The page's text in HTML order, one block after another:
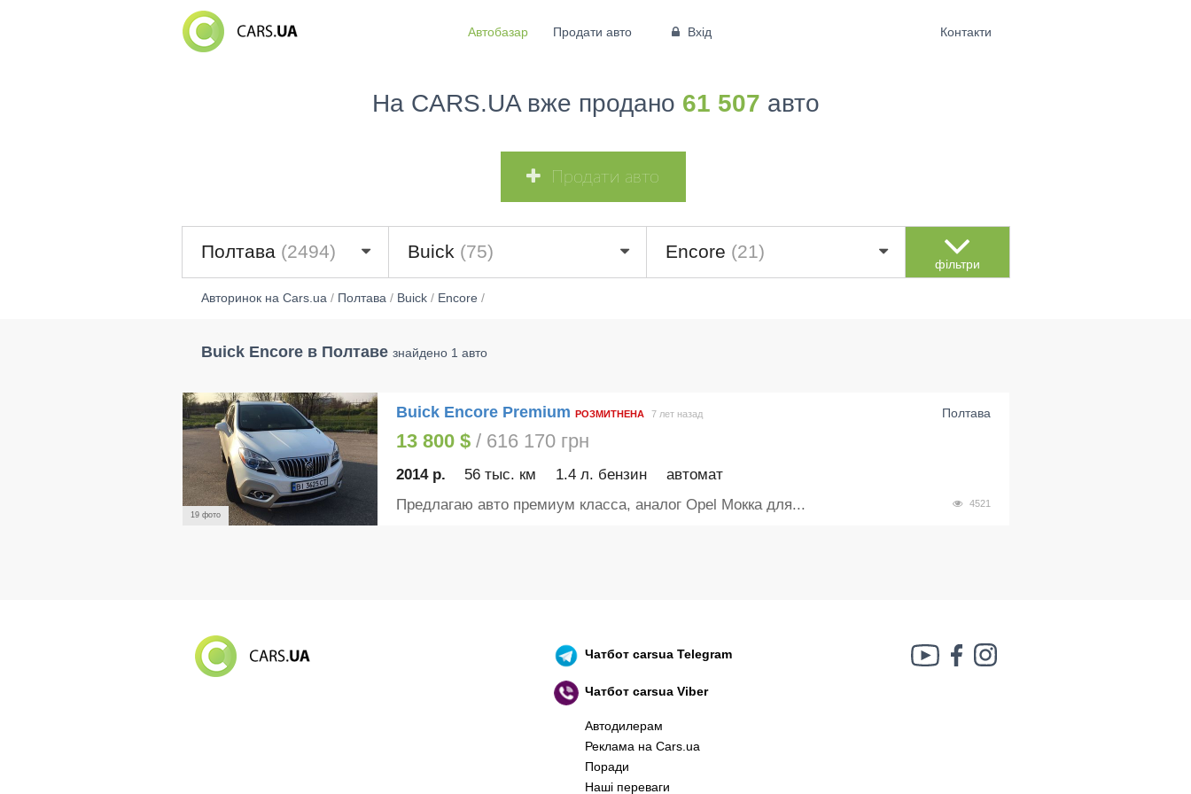
Автобазар Продати авто Вхід Контакти
На CARS.UA вже продано 61 507 авто
Продати авто
Полтава (2494) Buick (75) Encore (21)
фільтри
Авторинок на Cars.ua/ Полтава/ Buick/ Encore /
Buick Encore в Полтаве знайдено 1 авто
19 фото
Buick Encore Premium РОЗМИТНЕНА Полтава
7 лет назад
13 800 $/ 616 170 грн
2014 р. 56 тыс. км 1.4 л. бензин автомат
4521
Предлагаю авто премиум класса, аналог Opel Mокка для...
Чатботcarsua Telegram
Чатботcarsua Viber
Автодилерам
Реклама на Cars.ua
Поради
Наші переваги